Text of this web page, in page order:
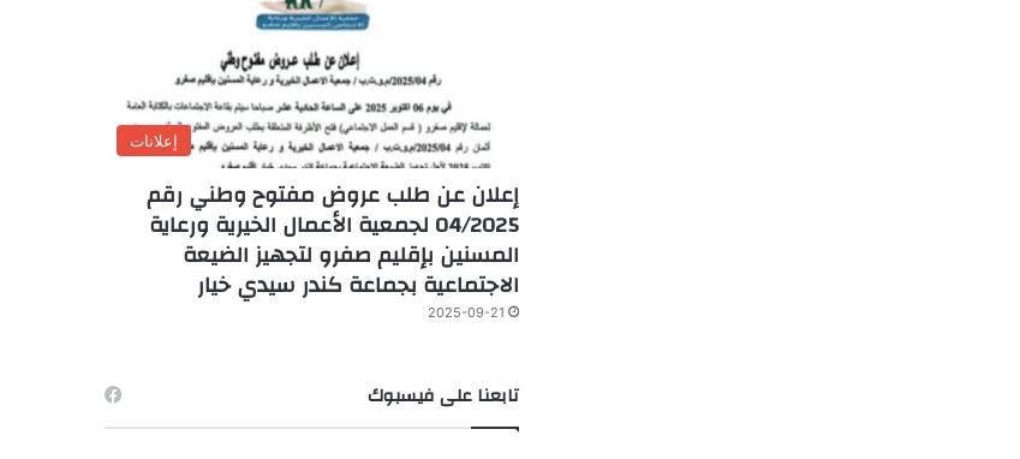
إعلانات
إعلان عن طلب عروض مفتوح وطني رقم
04/2025 لجمعية الأعمال الخيرية ورعاية
المسنين بإقليم صفرو لتجهيز الضيعة
الاجتماعية بجماعة كندر سيدي خيار
2025-09-21
تابعنا على فيسبوك